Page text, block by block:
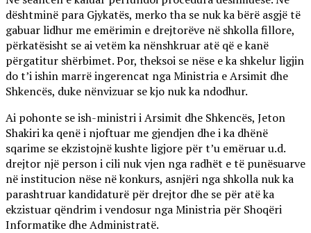
dështminë para Gjykatës, merko tha se nuk ka bërë asgjë të
gabuar lidhur me emërimin e drejtorëve në shkolla fillore,
përkatësisht se ai vetëm ka nënshkruar atë që e kanë
përgatitur shërbimet. Por, theksoi se nëse e ka shkelur ligjin
do t’i ishin marrë ingerencat nga Ministria e Arsimit dhe
Shkencës, duke nënvizuar se kjo nuk ka ndodhur.
Ai pohonte se ish-ministri i Arsimit dhe Shkencës, Jeton
Shakiri ka qenë i njoftuar me gjendjen dhe i ka dhënë
sqarime se ekzistojnë kushte ligjore për t’u emëruar u.d.
drejtor një person i cili nuk vjen nga radhët e të punësuarve
në institucion nëse në konkurs, asnjëri nga shkolla nuk ka
parashtruar kandidaturë për drejtor dhe se për atë ka
ekzistuar qëndrim i vendosur nga Ministria për Shoqëri
Informatike dhe Administratë.